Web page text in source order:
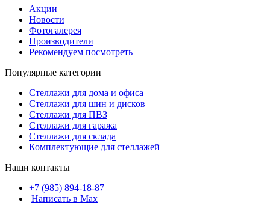
Акции
Новости
Фотогалерея
Производители
Рекомендуем посмотреть
Популярные категории
Стеллажи для дома и офиса
Стеллажи для шин и дисков
Стеллажи для ПВЗ
Стеллажи для гаража
Стеллажи для склада
Комплектующие для стеллажей
Наши контакты
+7 (985) 894-18-87
Написать в Max